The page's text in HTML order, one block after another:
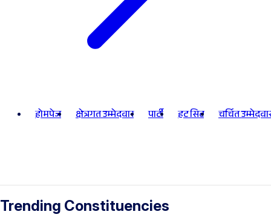
होमपेज क्षेत्रगत उम्मेदवार पार्टी हट सिट चर्चित
Trending Constituencies